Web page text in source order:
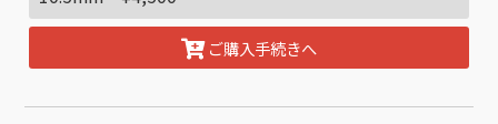
ご購入手続きへ